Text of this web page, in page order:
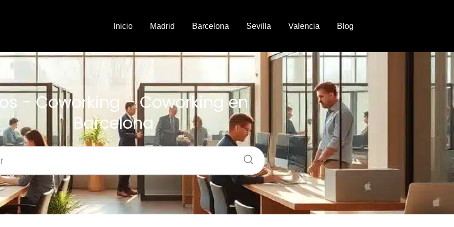
Inicio Madrid Barcelona Sevilla Valencia Blog
- Coworking – Coworking en
Barcelona